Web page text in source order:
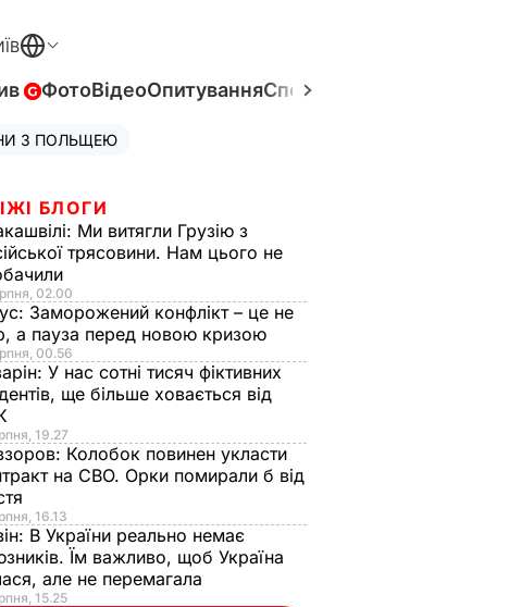
ФотоВідеоОпитуванняСпецпроєкти
З ПОЛЬЩЕЮ
БЛОГИ
Ми витягли Грузію з
трясовини. Нам цього не
02.00
Заморожений конфлікт – це не
а пауза перед новою кризою
00.56
У нас сотні тисяч фіктивних
ще більше ховається від
19.27
Колобок повинен укласти
на СВО. Орки помирали б від
16.13
В України реально немає
Їм важливо, щоб Україна
але не перемагала
15.25